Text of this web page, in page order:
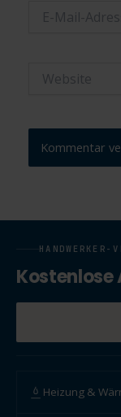
Mail-
HANDWERKER-
Heizung &